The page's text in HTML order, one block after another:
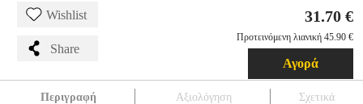
Wishlist
Share
31.70 €
Προτεινόμενη λιανική 45.90 €
Αγορά
Περιγραφή Αξιολόγηση Σχετικά